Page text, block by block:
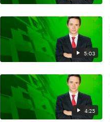
5:03
4:25